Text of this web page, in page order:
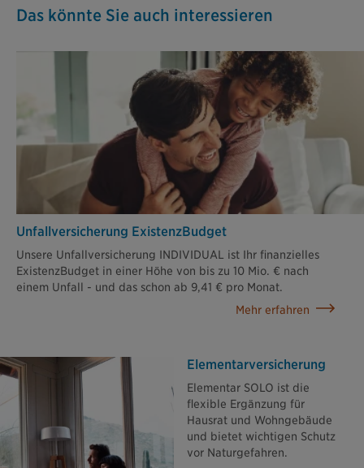
Das könnte Sie auch interessieren
Unfallversicherung ExistenzBudget
Unsere Unfallversicherung INDIVIDUAL ist Ihr finanzielles
ExistenzBudget in einer Höhe von bis zu 10 Mio. € nach
einem Unfall - und das schon ab 9,41 € pro Monat.
Mehr erfahren
Elementar­versicherung
Elementar SOLO ist die
flexible Ergänzung für
Hausrat und Wohngebäude
und bietet wichtigen Schutz
vor Naturgefahren.